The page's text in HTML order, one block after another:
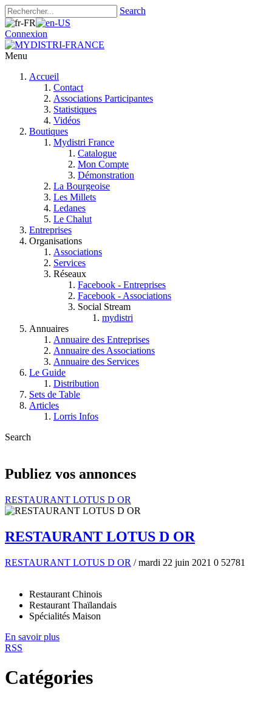
Search
Connexion
Menu
Accueil
Contact
Associations Participantes
Statistiques
Vidéos
Boutiques
Mydistri France
Catalogue
Mon Compte
Démonstration
La Bourgeoise
Les Millets
Ledanes
Le Chalut
Entreprises
Organisations
Associations
Services
Réseaux
Facebook - Entreprises
Facebook - Associations
Social Stream
mydistri
Annuaires
Annuaire des Entreprises
Annuaire des Associations
Annuaire des Services
Le Guide
Distribution
Sets de Table
Articles
Lorris Infos
Search
Publiez vos annonces
RESTAURANT LOTUS D OR
RESTAURANT LOTUS D OR
RESTAURANT LOTUS D OR / mardi 22 juin 2021 0 52781
Restaurant Chinois
Restaurant Thaïlandais
Spécialités Maison
En savoir plus
RSS
Catégories